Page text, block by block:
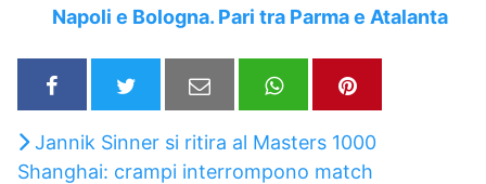
Napoli e Bologna. Pari tra Parma e Atalanta
Jannik Sinner si ritira al Masters 1000
Shanghai: crampi interrompono match